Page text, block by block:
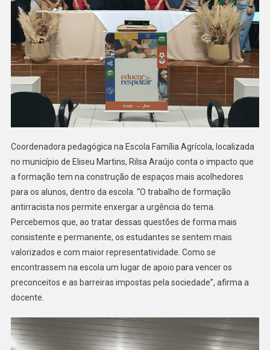
Coordenadora pedagógica na Escola Família Agrícola, localizada
no município de Eliseu Martins, Rilsa Araújo conta o impacto que
a formação tem na construção de espaços mais acolhedores
para os alunos, dentro da escola. “O trabalho de formação
antirracista nos permite enxergar a urgência do tema.
Percebemos que, ao tratar dessas questões de forma mais
consistente e permanente, os estudantes se sentem mais
valorizados e com maior representatividade. Como se
encontrassem na escola um lugar de apoio para vencer os
preconceitos e as barreiras impostas pela sociedade”, afirma a
docente.